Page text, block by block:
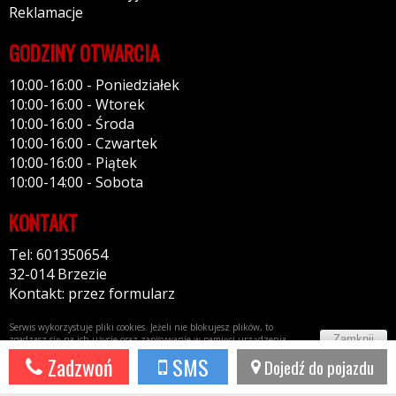
Zadzwoń SMS Dojedź do pojazdu
Reklamacje
GODZINY OTWARCIA
10:00-16:00 - Poniedziałek
10:00-16:00 - Wtorek
10:00-16:00 - Środa
10:00-16:00 - Czwartek
10:00-16:00 - Piątek
10:00-14:00 - Sobota
KONTAKT
Tel: 601350654
32-014 Brzezie
Kontakt: przez formularz
Serwis wykorzystuje pliki cookies. Jeżeli nie blokujesz plików, to
zgadzasz się na ich użycie oraz zapisywanie w pamięci urządzenia.
Więcej informacji wpolityce prywatności
Zamknij
Potrzebujesz taki portal? Napisz do nas! 44fox.com